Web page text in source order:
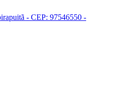
- CEP: 97546550 -